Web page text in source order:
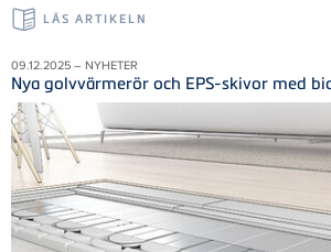
LÄS ARTIKELN
09.12.2025 – NYHETER
Nya golvvärmerör och EPS-skivor med